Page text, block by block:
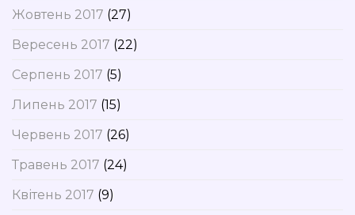
Жовтень 2017 (27)
Вересень 2017 (22)
Серпень 2017 (5)
Липень 2017 (15)
Червень 2017 (26)
Травень 2017 (24)
Квітень 2017 (9)